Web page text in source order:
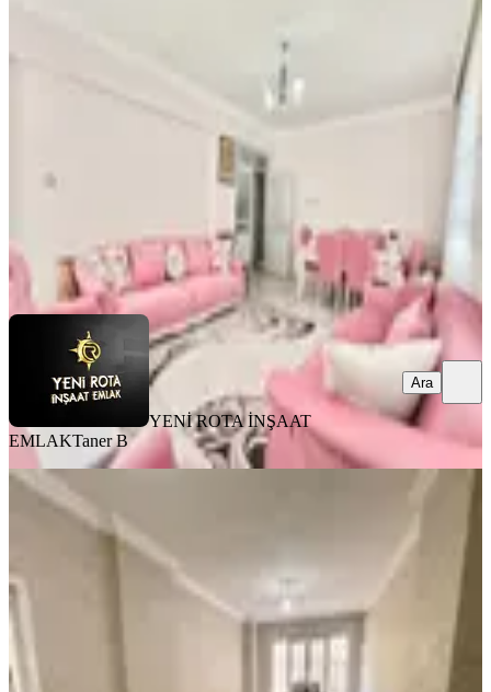
Onikişubat, Necip Fazıl Mahallesi
· 4. Kat·03.08.2026
YENİ ROTA İNŞAAT EMLAK
YENİ ROTA İNŞAAT
EMLAKTaner B
Ara
MANZARALI
Onikişubat, Şehit Evliya Mahallesi
130 m²· Bodrum Kat 01.08.2026